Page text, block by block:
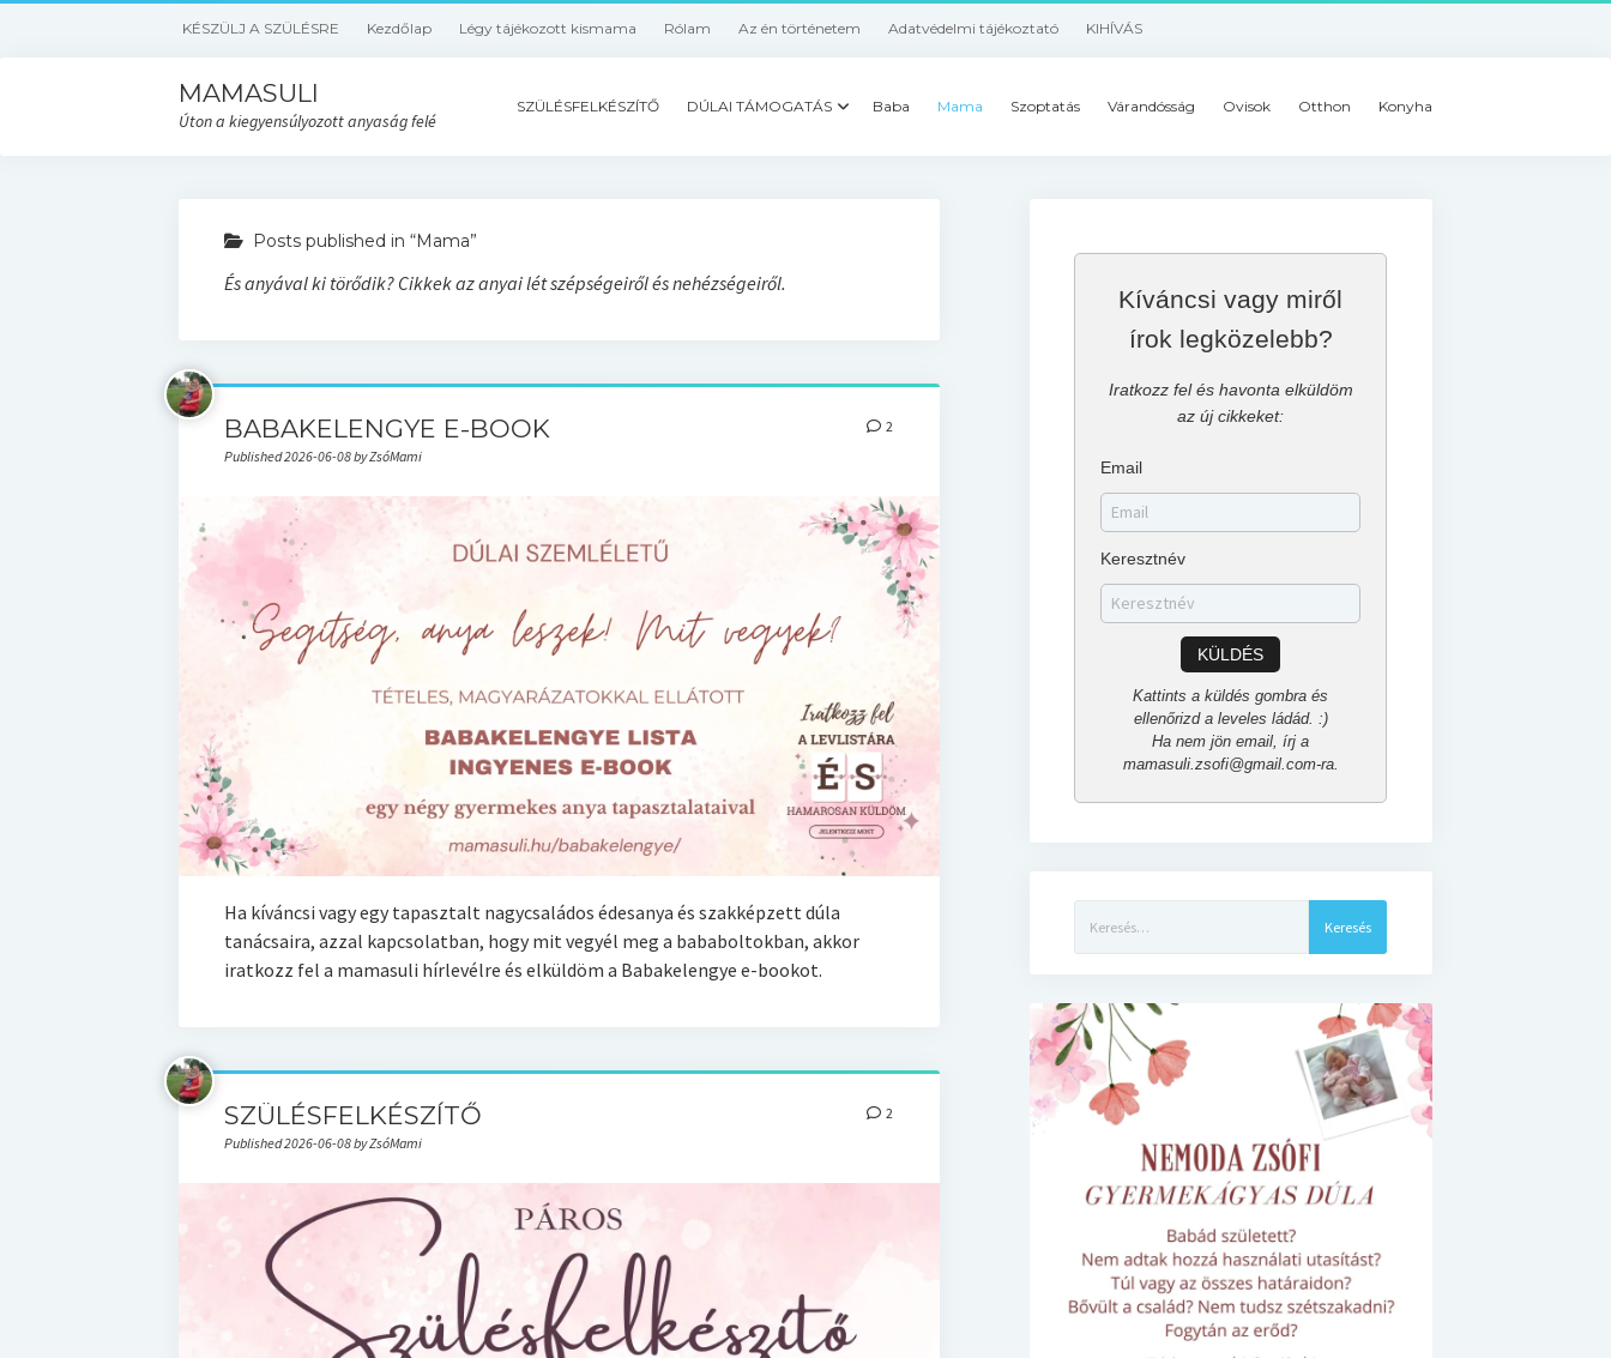
KÉSZÜLJ A SZÜLÉSRE Kezdőlap Légy tájékozott kismama Rólam Az én történetem Adatvédelmi tájékoztató KIHÍVÁS
MAMASULI
Úton a kiegyensúlyozott anyaság felé
SZÜLÉSFELKÉSZÍTŐ DÚLAI TÁMOGATÁS Baba Mama Szoptatás Várandósság Ovisok Otthon Konyha
Posts published in “Mama”
És anyával ki törődik? Cikkek az anyai lét szépségeiről és nehézségeiről.
BABAKELENGYE E-BOOK
Published 2026-06-08 by ZsóMami
2
Ha kíváncsi vagy egy tapasztalt nagycsaládos édesanya és szakképzett dúla
tanácsaira, azzal kapcsolatban, hogy mit vegyél meg a bababoltokban, akkor
iratkozz fel a mamasuli hírlevélre és elküldöm a Babakelengye e-bookot.
SZÜLÉSFELKÉSZÍTŐ
Published 2026-06-08 by ZsóMami
2
Kíváncsi vagy miről
írok legközelebb?
Iratkozz fel és havonta elküldöm
az új cikkeket:
Email
Keresztnév
KÜLDÉS
Kattints a küldés gombra és
ellenőrizd a leveles ládád. :)
Ha nem jön email, írj a
mamasuli.zsofi@gmail.com-ra.